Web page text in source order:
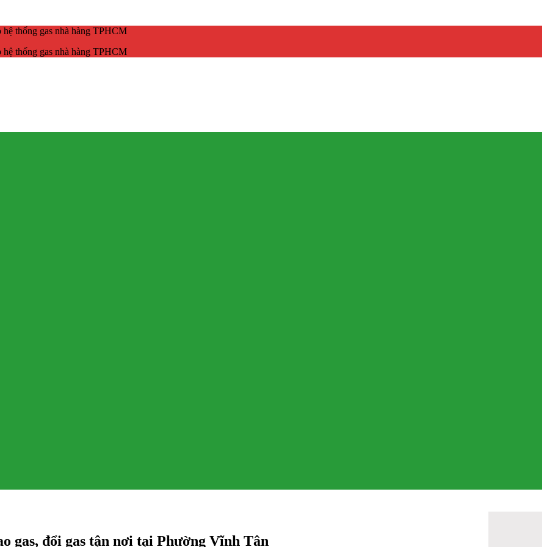
thống gas nhà hàng TPHCM
thống gas nhà hàng TPHCM
gas, đổi gas tận nơi tại Phường Vĩnh Tân